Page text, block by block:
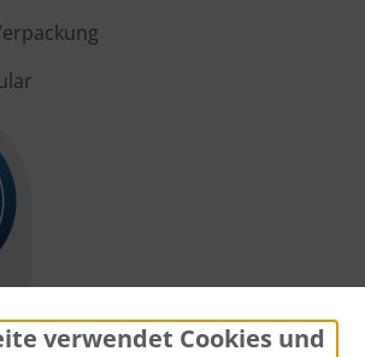
verwendet Cookies und